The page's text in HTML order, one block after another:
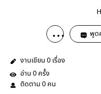
พูด
งานเขียน 0 เรื่อง
อ่าน 0 ครั้ง
ติดตาม 0 คน